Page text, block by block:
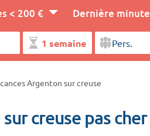
< 200 € Dernière minute
Argenton sur creuse
creuse pas cher